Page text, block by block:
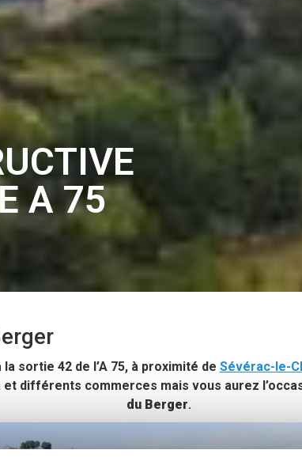
A 75
la sortie 42 de l’A 75, à proximité de Sévérac-le-
différents commerces mais vous aurez
du Berger.